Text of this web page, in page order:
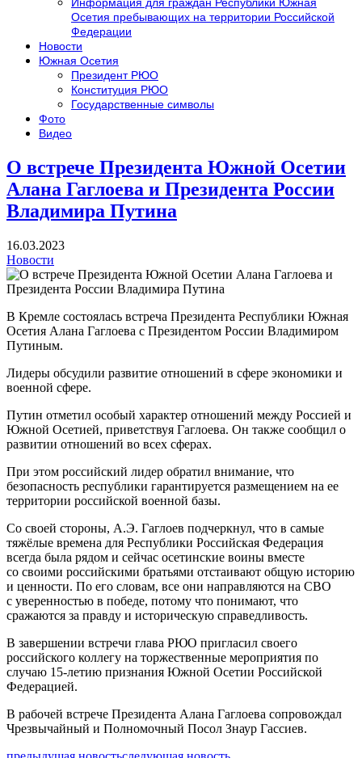
Осетия пребывающих на территории Российской
Федерации
Новости
Южная Осетия
Президент РЮО
Конституция РЮО
Государственные символы
Фото
Видео
О встрече Президента Южной Осетии
Алана Гаглоева и Президента России
Владимира Путина
16.03.2023
Новости
В Кремле состоялась встреча Президента Республики Южная
Осетия Алана Гаглоева с Президентом России Владимиром
Путиным.
Лидеры обсудили развитие отношений в сфере экономики и
военной сфере.
Путин отметил особый характер отношений между Россией и
Южной Осетией, приветствуя Гаглоева. Он также сообщил о
развитии отношений во всех сферах.
При этом российский лидер обратил внимание, что
безопасность республики гарантируется размещением на ее
территории российской военной базы.
Со своей стороны, А.Э. Гаглоев подчеркнул, что в самые
тяжёлые времена для Республики Российская Федерация
всегда была рядом и сейчас осетинские воины вместе
со своими российскими братьями отстаивают общую историю
и ценности. По его словам, все они направляются на СВО
с уверенностью в победе, потому что понимают, что
сражаются за правду и историческую справедливость.
В завершении встречи глава РЮО пригласил своего
российского коллегу на торжественные мероприятия по
случаю 15-летию признания Южной Осетии Российской
Федерацией.
В рабочей встрече Президента Алана Гаглоева сопровождал
Чрезвычайный и Полномочный Посол Знаур Гассиев.